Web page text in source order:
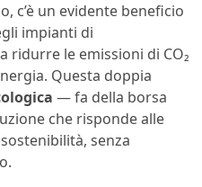
c’è un evidente beneficio
impianti di
ridurre le emissioni di CO₂
Questa doppia
— fa della borsa
che risponde alle
senza